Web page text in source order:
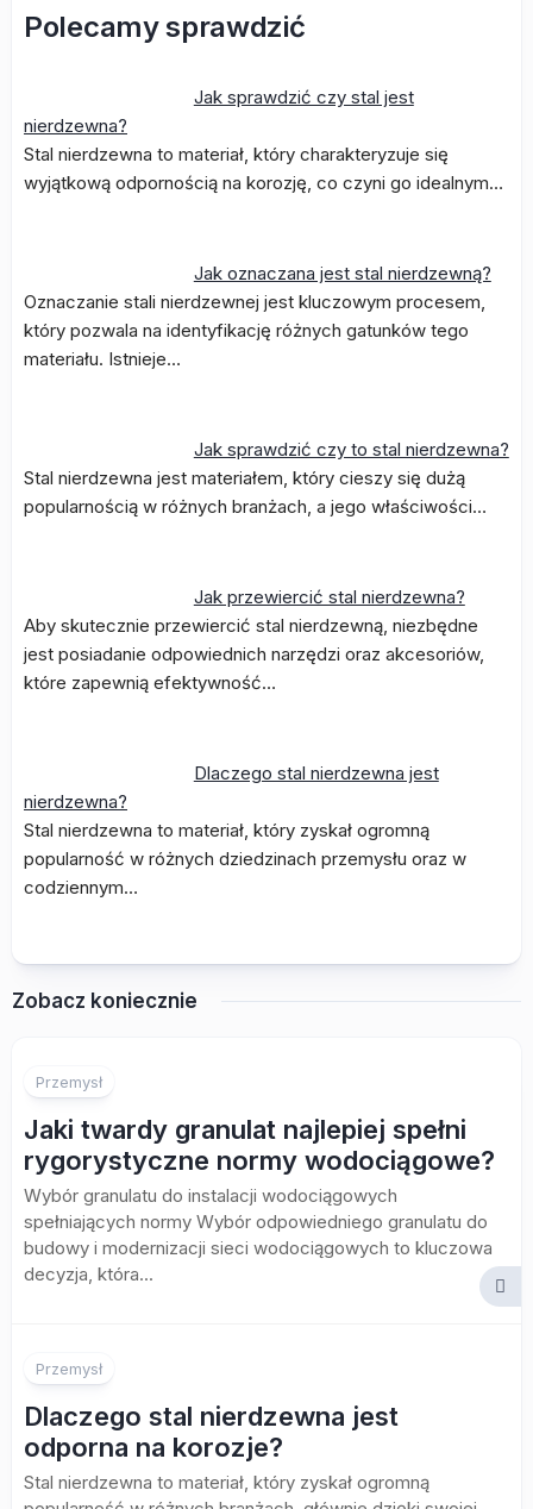
Polecamy sprawdzić
Jak sprawdzić czy stal jest
nierdzewna?
Stal nierdzewna to materiał, który charakteryzuje się
wyjątkową odpornością na korozję, co czyni go idealnym…
Jak oznaczana jest stal nierdzewną?
Oznaczanie stali nierdzewnej jest kluczowym procesem,
który pozwala na identyfikację różnych gatunków tego
materiału. Istnieje…
Jak sprawdzić czy to stal nierdzewna?
Stal nierdzewna jest materiałem, który cieszy się dużą
popularnością w różnych branżach, a jego właściwości…
Jak przewiercić stal nierdzewna?
Aby skutecznie przewiercić stal nierdzewną, niezbędne
jest posiadanie odpowiednich narzędzi oraz akcesoriów,
które zapewnią efektywność…
Dlaczego stal nierdzewna jest
nierdzewna?
Stal nierdzewna to materiał, który zyskał ogromną
popularność w różnych dziedzinach przemysłu oraz w
codziennym…
Zobacz koniecznie
Przemysł
Jaki twardy granulat najlepiej spełni
rygorystyczne normy wodociągowe?
Wybór granulatu do instalacji wodociągowych
spełniających normy Wybór odpowiedniego granulatu do
budowy i modernizacji sieci wodociągowych to kluczowa
decyzja, która...
Przemysł
Dlaczego stal nierdzewna jest
odporna na korozje?
Stal nierdzewna to materiał, który zyskał ogromną